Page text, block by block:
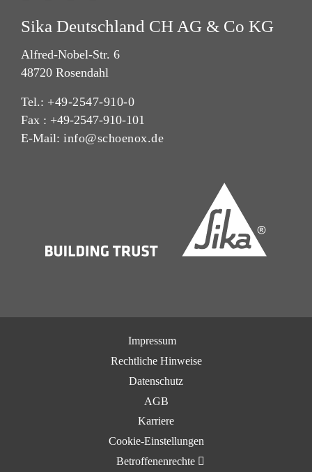
Sika Deutschland CH AG & Co KG
Alfred-Nobel-Str. 6
48720 Rosendahl
Tel.: +49-2547-910-0
Fax : +49-2547-910-101
E-Mail: info@schoenox.de
Impressum
Rechtliche Hinweise
Datenschutz
AGB
Karriere
Cookie-Einstellungen
Betroffenenrechte